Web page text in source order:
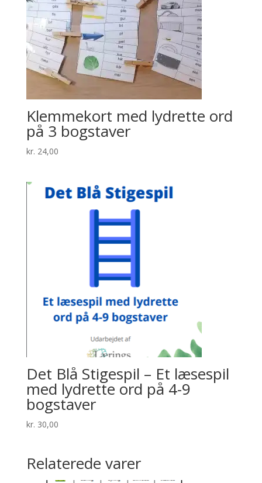
Klemmekort med lydrette ord
på 3 bogstaver
kr. 24,00
Det Blå Stigespil – Et læsespil
med lydrette ord på 4-9
bogstaver
kr. 30,00
Relaterede varer